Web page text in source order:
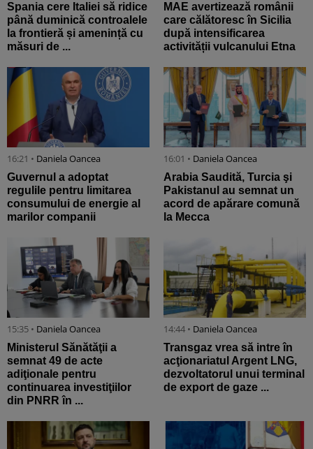
Spania cere Italiei să ridice
până duminică controalele
la frontieră și amenință cu
măsuri de ...
MAE avertizează românii
care călătoresc în Sicilia
după intensificarea
activității vulcanului Etna
16:21 • Daniela Oancea
Guvernul a adoptat
regulile pentru limitarea
consumului de energie al
marilor companii
16:01 • Daniela Oancea
Arabia Saudită, Turcia şi
Pakistanul au semnat un
acord de apărare comună
la Mecca
15:35 • Daniela Oancea
Ministerul Sănătăţii a
semnat 49 de acte
adiţionale pentru
continuarea investiţiilor
din PNRR în ...
14:44 • Daniela Oancea
Transgaz vrea să intre în
acţionariatul Argent LNG,
dezvoltatorul unui terminal
de export de gaze ...